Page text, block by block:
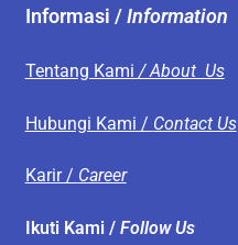
Informasi /Information
Tentang Kami / About Us
Hubungi Kami / Contact Us
Karir / Career
Ikuti Kami / Follow Us